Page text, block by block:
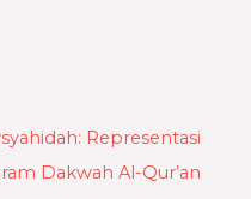
Representasi
Dakwah Al-Qur’an